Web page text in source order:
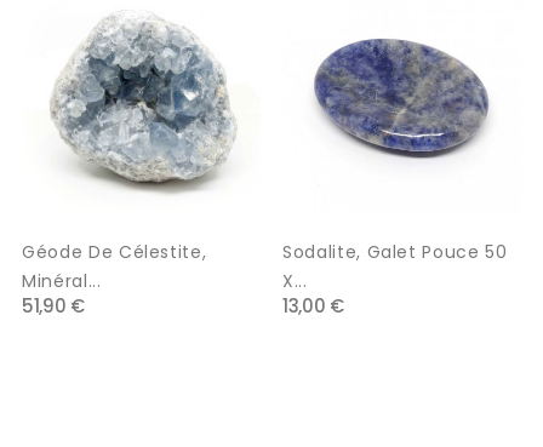
Géode De Célestite,
Minéral...
51,90 €
Sodalite, Galet Pouce 50
X...
13,00 €